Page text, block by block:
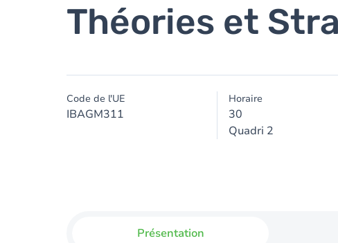
Théories et
Code de l'UE
IBAGM311
Horaire
30
Quadri 2
Présentation